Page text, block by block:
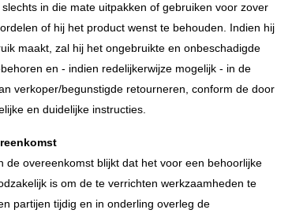
in die mate uitpakken of gebruiken voor zover
of hij het product wenst te behouden. Indien hij
maakt, zal hij het ongebruikte en onbeschadigde
en - indien redelijkerwijze mogelijk - in de
verkoper/begunstigde retourneren, conform de door
en duidelijke instructies.
de overeenkomst blijkt dat het voor een behoorlijke
is om de te verrichten werkzaamheden te
partijen tijdig en in onderling overleg de